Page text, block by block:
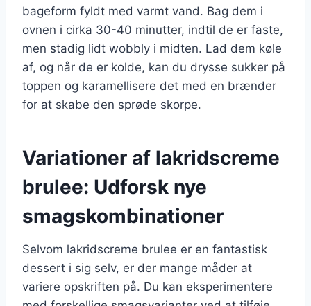
bageform fyldt med varmt vand. Bag dem i
ovnen i cirka 30-40 minutter, indtil de er faste,
men stadig lidt wobbly i midten. Lad dem køle
af, og når de er kolde, kan du drysse sukker på
toppen og karamellisere det med en brænder
for at skabe den sprøde skorpe.
Variationer af lakridscreme
brulee: Udforsk nye
smagskombinationer
Selvom lakridscreme brulee er en fantastisk
dessert i sig selv, er der mange måder at
variere opskriften på. Du kan eksperimentere